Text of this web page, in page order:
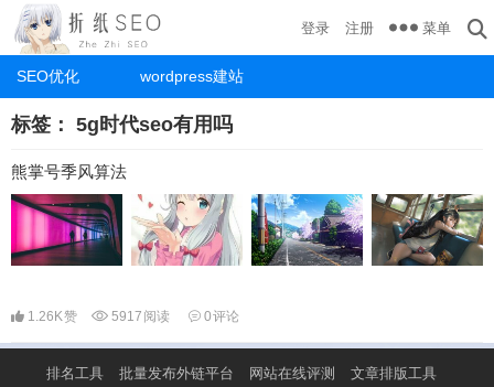
SEO优化 wordpress建站
登录 注册 菜单
标签： 5g时代seo有用吗
熊掌号季风算法
1.26K赞 5917 阅读 0评论
排名工具 批量发布外链平台 网站在线评测 文章排版工具